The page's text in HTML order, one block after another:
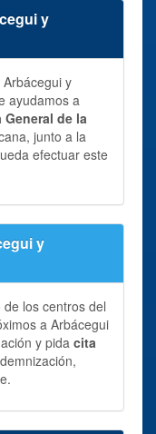
y
Arbácegui y
ayudamos a
General de la
junto a la
efectuar este
y
los centros del
a Arbácegui
y pida cita